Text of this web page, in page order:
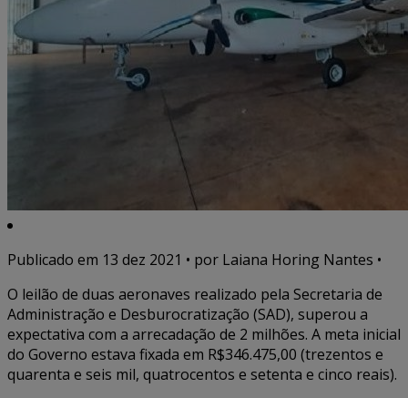
Publicado em 13 dez 2021 • por Laiana Horing Nantes •
O leilão de duas aeronaves realizado pela Secretaria de
Administração e Desburocratização (SAD), superou a
expectativa com a arrecadação de 2 milhões. A meta inicial
do Governo estava fixada em R$346.475,00 (trezentos e
quarenta e seis mil, quatrocentos e setenta e cinco reais).